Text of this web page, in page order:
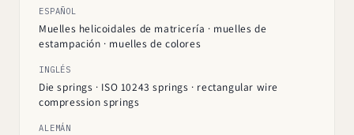
ESPAÑOL
Muelles helicoidales de matricería · muelles de
estampación · muelles de colores
INGLÉS
Die springs · ISO 10243 springs · rectangular wire
compression springs
ALEMÁN